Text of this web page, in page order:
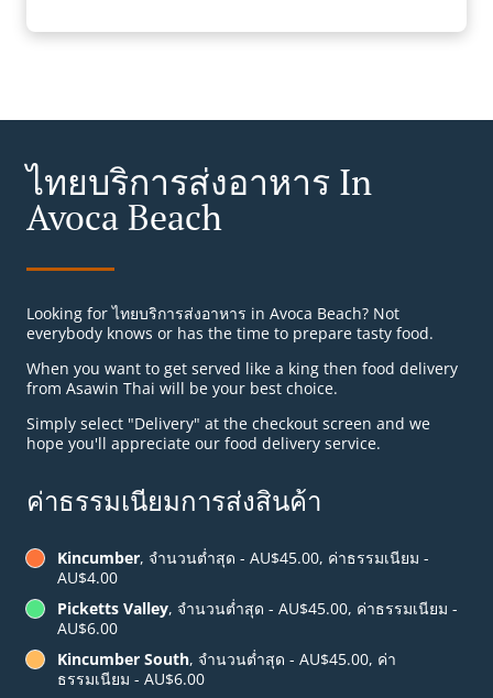
ไทยบริการส่งอาหาร In
Avoca Beach
Looking for ไทยบริการส่งอาหาร in Avoca Beach? Not
everybody knows or has the time to prepare tasty food.
When you want to get served like a king then food delivery
from Asawin Thai will be your best choice.
Simply select "Delivery" at the checkout screen and we
hope you'll appreciate our food delivery service.
ค่าธรรมเนียมการส่งสินค้า
Kincumber, จำนวนต่ำสุด - AU$45.00, ค่าธรรมเนียม -
AU$4.00
Picketts Valley, จำนวนต่ำสุด - AU$45.00, ค่าธรรมเนียม -
AU$6.00
Kincumber South, จำนวนต่ำสุด - AU$45.00, ค่า
ธรรมเนียม - AU$6.00